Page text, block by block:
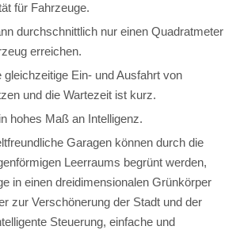
für Fahrzeuge.
durchschnittlich nur einen Quadratmeter
erreichen.
Ein- und Ausfahrt von
und die Wartezeit ist kurz.
hohes Maß an Intelligenz.
Garagen können durch die
Leerraums begrünt werden,
in einen dreidimensionalen Grünkörper
zur Verschönerung der Stadt und der
Steuerung, einfache und